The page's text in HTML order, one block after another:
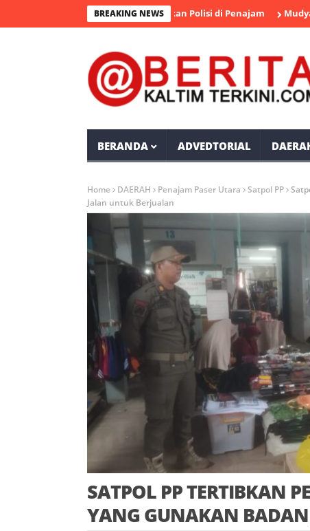
BREAKING NEWS
Pengedar Sabu Diamankan Polisi di Penajam Mudyat Noor
BERANDA ADVEDTORIAL
Home DAERAH Penajam Paser Utara Satpol PP
Jalan untuk Berjualan
SATPOL PP TERTIBKAN
YANG GUNAKAN